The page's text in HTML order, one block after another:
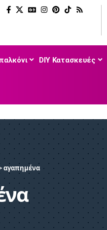
DIY Κατασκευές
αγαπημένα